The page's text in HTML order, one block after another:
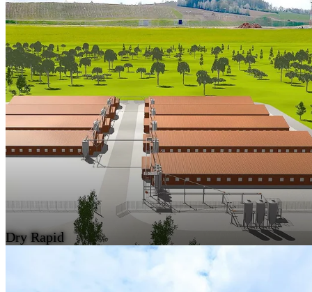
Dry Rapid